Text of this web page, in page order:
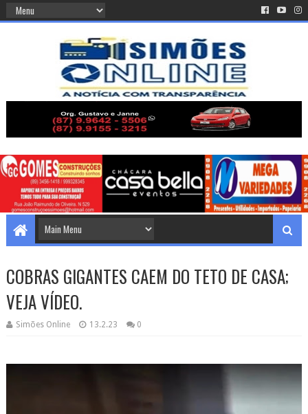
COBRAS GIGANTES CAEM DO TETO DE CASA;
VEJA VÍDEO.
Simões Online 13.2.23 0